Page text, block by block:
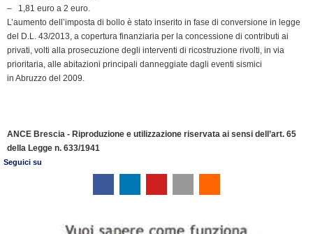
l
y
– 1,81 euro a 2 euro.
L’aumento dell’imposta di bollo è stato inserito in fase di conversione in legge
del D.L. 43/2013, a copertura finanziaria per la concessione di contributi ai
privati, volti alla prosecuzione degli interventi di ricostruzione rivolti, in via
prioritaria, alle abitazioni principali danneggiate dagli eventi sismici
in Abruzzo del 2009.
ANCE Brescia - Riproduzione e utilizzazione riservata ai sensi dell’art. 65
della Legge n. 633/1941
Seguici su